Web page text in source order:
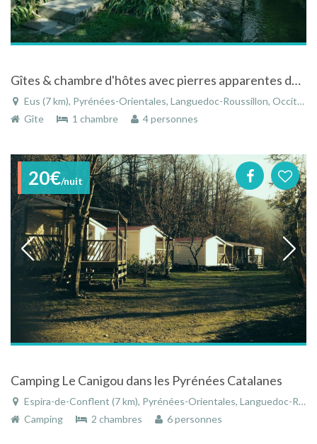
Gîtes & chambre d'hôtes avec pierres apparentes dans un ancien moulin
Eus (7 km), Pyrénées-Orientales, Languedoc-Roussillon, Occitanie, France
Gîte
1 chambre 4 personnes
20€/nuit
Camping Le Canigou dans les Pyrénées Catalanes
Espira-de-Conflent (7 km), Pyrénées-Orientales, Languedoc-Roussillon, Occitanie, France
Camping
2 chambres 6 personnes